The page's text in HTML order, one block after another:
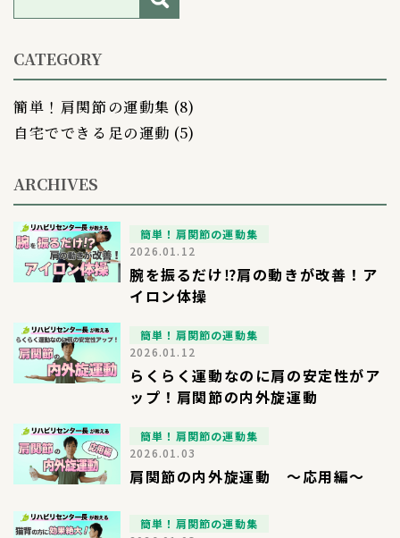
CATEGORY
簡単！肩関節の運動集 (8)
自宅でできる足の運動 (5)
ARCHIVES
簡単！肩関節の運動集
2026.01.12
腕を振るだけ⁉︎肩の動きが改善！ア
イロン体操
簡単！肩関節の運動集
2026.01.12
らくらく運動なのに肩の安定性がア
ップ！肩関節の内外旋運動
簡単！肩関節の運動集
2026.01.03
肩関節の内外旋運動 〜応用編〜
簡単！肩関節の運動集